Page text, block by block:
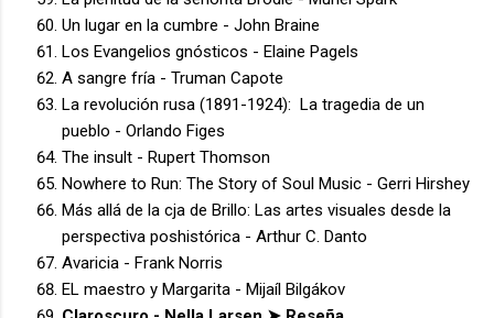
Un lugar en la cumbre - John Braine
Los Evangelios gnósticos - Elaine Pagels
A sangre fría - Truman Capote
La revolución rusa (1891-1924): La tragedia de un
pueblo - Orlando Figes
The insult - Rupert Thomson
Nowhere to Run: The Story of Soul Music - Gerri Hirshey
Más allá de la cja de Brillo: Las artes visuales desde la
perspectiva poshistórica - Arthur C. Danto
Avaricia - Frank Norris
EL maestro y Margarita - Mijaíl Bilgákov